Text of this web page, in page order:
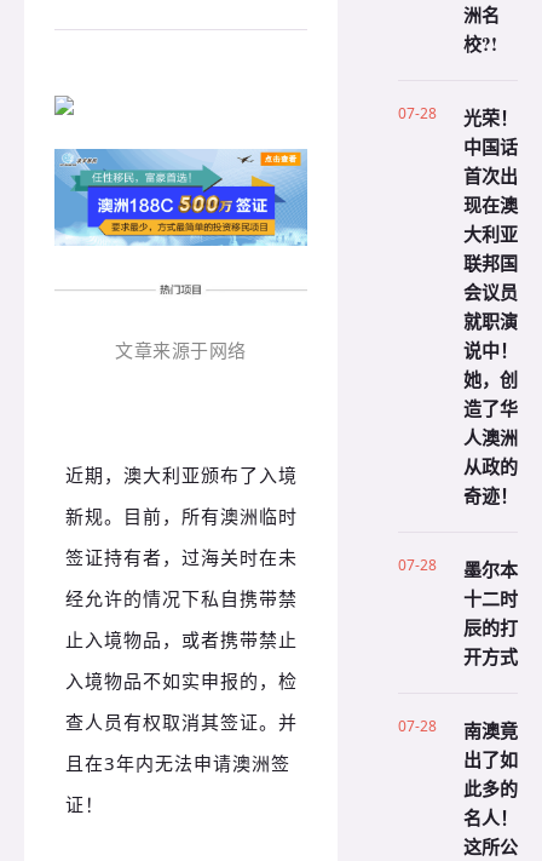
文章来源于网络
近期，澳大利亚颁布了入境
新规。目前，所有澳洲临时
签证持有者，过海关时在未
经允许的情况下私自携带禁
止入境物品，或者携带禁止
入境物品不如实申报的，检
查人员有权取消其签证。并
且在3年内无法申请澳洲签
证！
洲名
校?!
07-28
光荣！
中国话
首次出
现在澳
大利亚
联邦国
会议员
就职演
说中！
她，创
造了华
人澳洲
从政的
奇迹！
07-28
墨尔本
十二时
辰的打
开方式
07-28
南澳竟
出了如
此多的
名人！
这所公